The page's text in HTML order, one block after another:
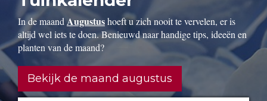
In de maandAugustushoeft u zich nooit te vervelen, er is
altijd wel iets te doen. Benieuwd naar handige tips, ideeën en
planten van de maand?
Bekijk de maand augustus